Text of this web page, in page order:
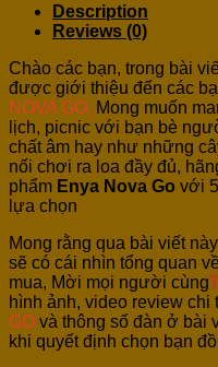
Description
Reviews (0)
Chào các bạn, trong bài
được giới thiệu đến các
NOVA GO, Mong muốn
lịch, picnic với bạn bè
chất âm hay như những
nối chơi ra loa đầy đủ,
phẩm Enya Nova Go với
lựa chọn
Mong rằng qua bài viết
sẽ có cái nhìn tổng quan
mua, Mời mọi người cùng
hình ảnh, video review chi
GO và thông số đàn ở bài
khi quyết định chọn bạn